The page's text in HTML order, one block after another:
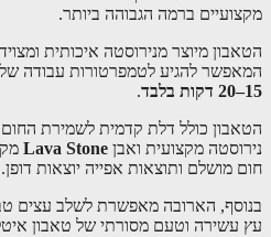
ברמה הגבוהה ביותר.
מיוצר מנירוסטה איכותית ומצויד
להגיע לטמפרטורות עבודה של
.
כולל דלת קדמית לשמירת החום,
מקצועית ואבןLava Stone
מושלם ותוצאות אפייה יוצאות דופן.
הארובה מאפשרת לשלב עצים
וטעם מסורתי של טאבון איטלקי